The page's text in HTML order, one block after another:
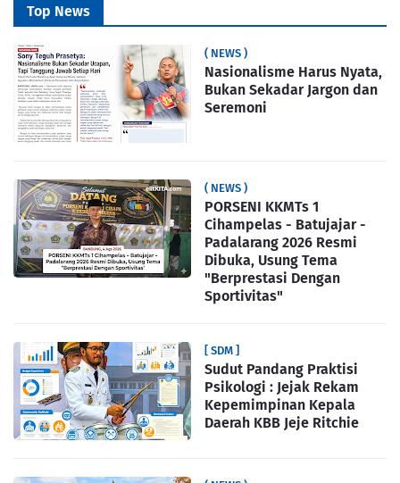
Top News
( NEWS )
Nasionalisme Harus Nyata,
Bukan Sekadar Jargon dan
Seremoni
( NEWS )
PORSENI KKMTs 1
Cihampelas - Batujajar -
Padalarang 2026 Resmi
Dibuka, Usung Tema
"Berprestasi Dengan
Sportivitas"
[ SDM ]
Sudut Pandang Praktisi
Psikologi : Jejak Rekam
Kepemimpinan Kepala
Daerah KBB Jeje Ritchie